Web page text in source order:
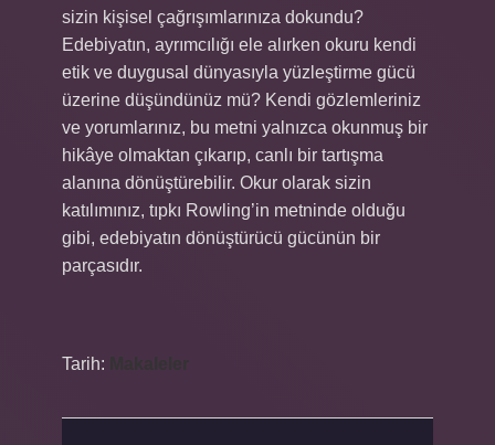
sizin kişisel çağrışımlarınıza dokundu?
Edebiyatın, ayrımcılığı ele alırken okuru kendi
etik ve duygusal dünyasıyla yüzleştirme gücü
üzerine düşündünüz mü? Kendi gözlemleriniz
ve yorumlarınız, bu metni yalnızca okunmuş bir
hikâye olmaktan çıkarıp, canlı bir tartışma
alanına dönüştürebilir. Okur olarak sizin
katılımınız, tıpkı Rowling’in metninde olduğu
gibi, edebiyatın dönüştürücü gücünün bir
parçasıdır.
Tarih: